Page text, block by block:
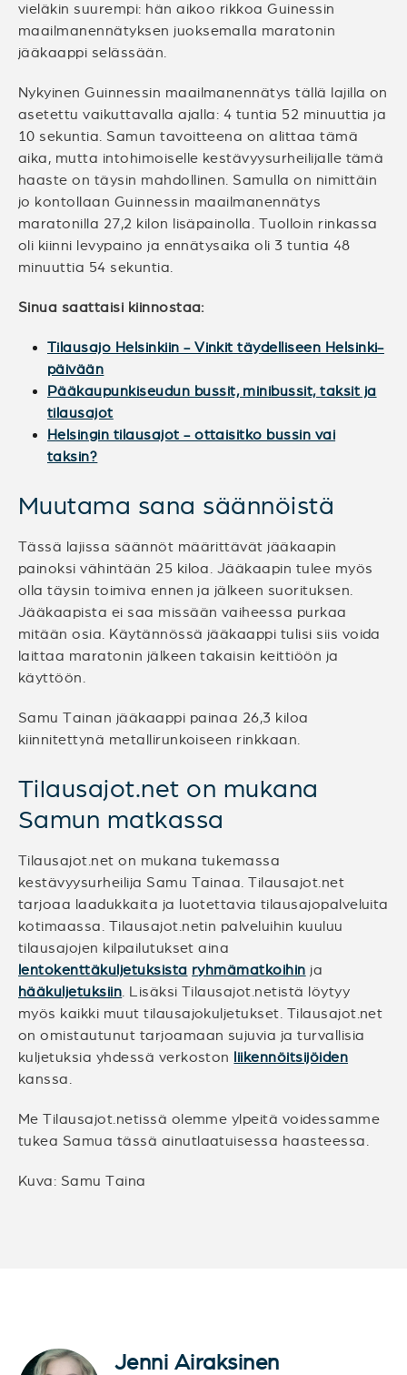
vieläkin suurempi: hän aikoo rikkoa Guinessin
maailmanennätyksen juoksemalla maratonin
jääkaappi selässään.
Nykyinen Guinnessin maailmanennätys tällä lajilla on
asetettu vaikuttavalla ajalla: 4 tuntia 52 minuuttia ja
10 sekuntia. Samun tavoitteena on alittaa tämä
aika, mutta intohimoiselle kestävyysurheilijalle tämä
haaste on täysin mahdollinen. Samulla on nimittäin
jo kontollaan Guinnessin maailmanennätys
maratonilla 27,2 kilon lisäpainolla. Tuolloin rinkassa
oli kiinni levypaino ja ennätysaika oli 3 tuntia 48
minuuttia 54 sekuntia.
Sinua saattaisi kiinnostaa:
Tilausajo Helsinkiin - Vinkit täydelliseen Helsinki-
päivään
Pääkaupunkiseudun bussit, minibussit, taksit ja
tilausajot
Helsingin tilausajot - ottaisitko bussin vai
taksin?
Muutama sana säännöistä
Tässä lajissa säännöt määrittävät jääkaapin
painoksi vähintään 25 kiloa. Jääkaapin tulee myös
olla täysin toimiva ennen ja jälkeen suorituksen.
Jääkaapista ei saa missään vaiheessa purkaa
mitään osia. Käytännössä jääkaappi tulisi siis voida
laittaa maratonin jälkeen takaisin keittiöön ja
käyttöön.
Samu Tainan jääkaappi painaa 26,3 kiloa
kiinnitettynä metallirunkoiseen rinkkaan.
Tilausajot.net on mukana
Samun matkassa
Tilausajot.net on mukana tukemassa
kestävyysurheilija Samu Tainaa. Tilausajot.net
tarjoaa laadukkaita ja luotettavia tilausajopalveluita
kotimaassa. Tilausajot.netin palveluihin kuuluu
tilausajojen kilpailutukset aina
lentokenttäkuljetuksista ryhmämatkoihin ja
hääkuljetuksiin . Lisäksi Tilausajot.netistä löytyy
myös kaikki muut tilausajokuljetukset. Tilausajot.net
on omistautunut tarjoamaan sujuvia ja turvallisia
kuljetuksia yhdessä verkoston liikennöitsijöiden
kanssa.
Me Tilausajot.netissä olemme ylpeitä voidessamme
tukea Samua tässä ainutlaatuisessa haasteessa.
Kuva: Samu Taina
Jenni Airaksinen